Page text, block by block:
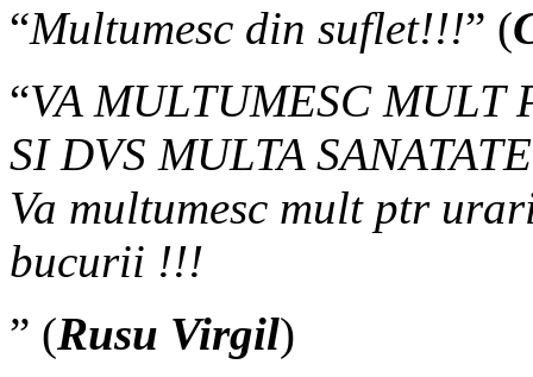
“Multumesc din suflet!!!” (
“VA MULTUMESC MULT
SI DVS MULTA
Va multumesc mult ptr
bucurii !!!
” (Rusu Virgil)